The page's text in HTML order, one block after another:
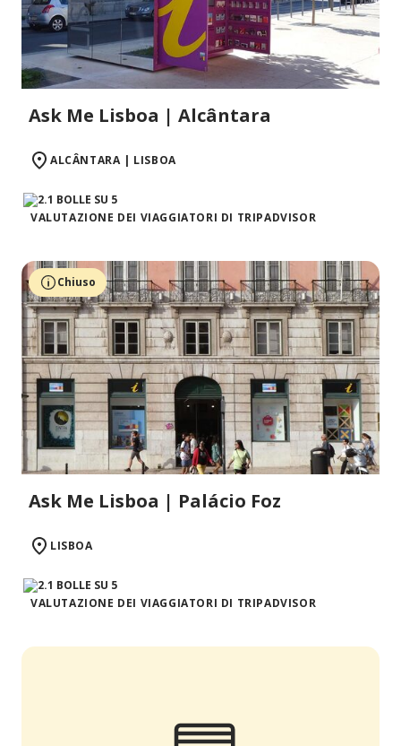
Ask Me Lisboa | Alcântara
ALCÂNTARA | LISBOA
VALUTAZIONE DEI VIAGGIATORI DI TRIPADVISOR
Chiuso
Ask Me Lisboa | Palácio Foz
LISBOA
VALUTAZIONE DEI VIAGGIATORI DI TRIPADVISOR